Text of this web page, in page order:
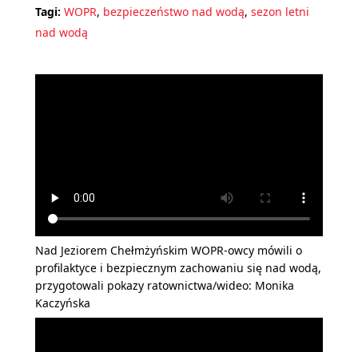
Tagi: WOPR, bezpieczeństwo nad wodą, sezon letni
nad wodą
Nad Jeziorem Chełmżyńskim WOPR-owcy mówili o
profilaktyce i bezpiecznym zachowaniu się nad wodą,
przygotowali pokazy ratownictwa/wideo: Monika
Kaczyńska